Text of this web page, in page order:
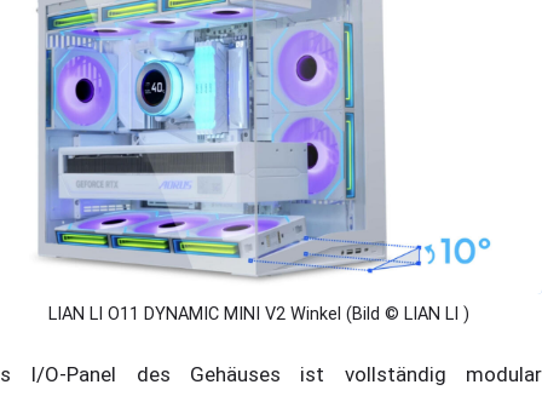
LIAN LI O11 DYNAMIC MINI V2 Winkel (Bild © LIAN LI )
I/O-Panel des Gehäuses ist vollständig modular